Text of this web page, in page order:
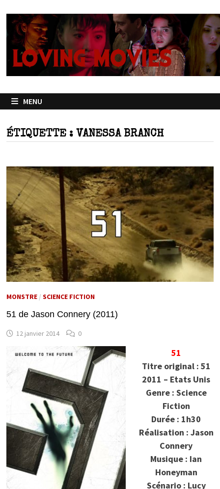
contenu
MENU
ÉTIQUETTE : VANESSA BRANCH
MONSTRE/ SCIENCE FICTION
51 de Jason Connery (2011)
12 janvier 2014 0
51
Titre original : 51
2011 – Etats Unis
Genre : Science
Fiction
Durée : 1h30
Réalisation : Jason
Connery
Musique : Ian
Honeyman
Scénario : Lucy